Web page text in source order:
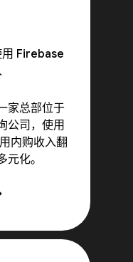
Firebase
家总部位于
公司，使用
内购收入翻
化。